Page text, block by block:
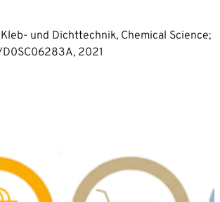
und Dichttechnik, Chemical Science;
2021